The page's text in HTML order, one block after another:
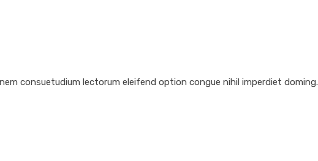
consuetudium lectorum eleifend option congue nihil imperdiet doming.